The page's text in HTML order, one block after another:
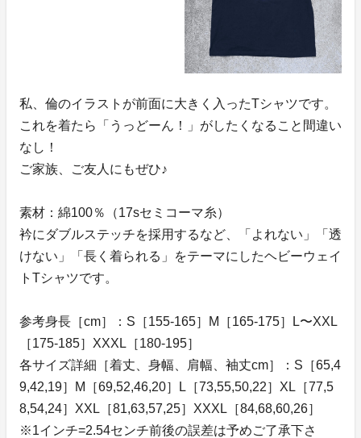
私、倫のイラストが前面に大きく入ったTシャツです。
これを着たら「うっどーん！」がしたくなること間違い
なし！
ご家族、ご友人にもぜひ♪
素材：綿100％（17sセミコーマ糸）
衿にダブルステッチを採用するなど、「よれない」「透
けない」「長く着られる」をテーマにしたヘビーウェイ
トTシャツです。
参考身長［cm］：S［155-165］M［165-175］L〜XXL
［175-185］XXXL［180-195］
各サイズ詳細［着丈、身幅、肩幅、袖丈cm］：S［65,4
9,42,19］M［69,52,46,20］L［73,55,50,22］XL［77,5
8,54,24］XXL［81,63,57,25］XXXL［84,68,60,26］
※1インチ=2.54センチ前後の誤差は予めご了承下さ